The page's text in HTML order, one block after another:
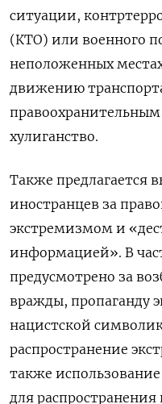
ситуации,
(КТО) или военного
неположенных
движению
хулиганство.
Также предлагается
иностранцев за
экстремизмом и
информацией». В
предусмотрено за
вражды, пропаганду
нацистской
распространение
также
для